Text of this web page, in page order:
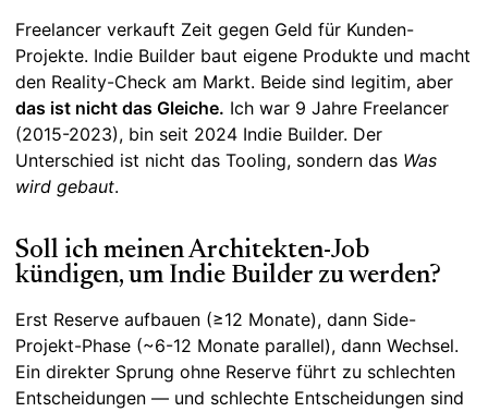
Freelancer verkauft Zeit gegen Geld für Kunden-
Projekte. Indie Builder baut eigene Produkte und macht
den Reality-Check am Markt. Beide sind legitim, aber
das ist nicht das Gleiche. Ich war 9 Jahre Freelancer
(2015-2023), bin seit 2024 Indie Builder. Der
Unterschied ist nicht das Tooling, sondern das Was
wird gebaut.
Soll ich meinen Architekten-Job
kündigen, um Indie Builder zu werden?
Erst Reserve aufbauen (≥12 Monate), dann Side-
Projekt-Phase (~6-12 Monate parallel), dann Wechsel.
Ein direkter Sprung ohne Reserve führt zu schlechten
Entscheidungen — und schlechte Entscheidungen sind